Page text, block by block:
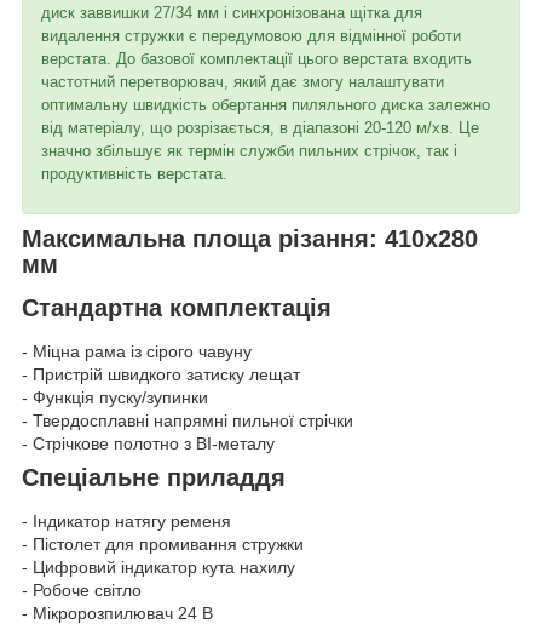
диск заввишки 27/34 мм і синхронізована щітка для
видалення стружки є передумовою для відмінної роботи
верстата. До базової комплектації цього верстата входить
частотний перетворювач, який дає змогу налаштувати
оптимальну швидкість обертання пиляльного диска залежно
від матеріалу, що розрізається, в діапазоні 20-120 м/хв. Це
значно збільшує як термін служби пильних стрічок, так і
продуктивність верстата.
Максимальна площа різання: 410x280
мм
Стандартна комплектація
- Міцна рама із сірого чавуну
- Пристрій швидкого затиску лещат
- Функція пуску/зупинки
- Твердосплавні напрямні пильної стрічки
- Стрічкове полотно з BI-металу
Спеціальне приладдя
- Індикатор натягу ременя
- Пістолет для промивання стружки
- Цифровий індикатор кута нахилу
- Робоче світло
- Мікророзпилювач 24 В